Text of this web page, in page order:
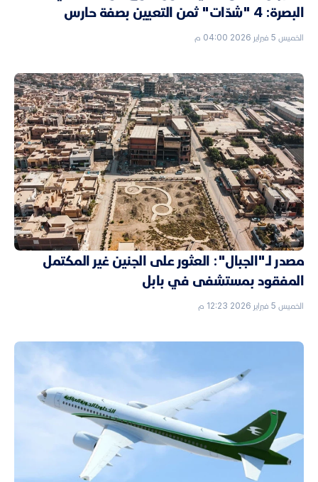
البصرة: 4 "شدّات" ثمن التعيين بصفة حارس
الخميس 5 فبراير 2026 04:00 م
مصدر لـ"الجبال": العثور على الجنين غير المكتمل
المفقود بمستشفى في بابل
الخميس 5 فبراير 2026 12:23 م